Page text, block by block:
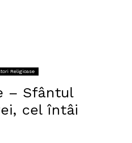
Religioase
– Sfântul
cel întâi